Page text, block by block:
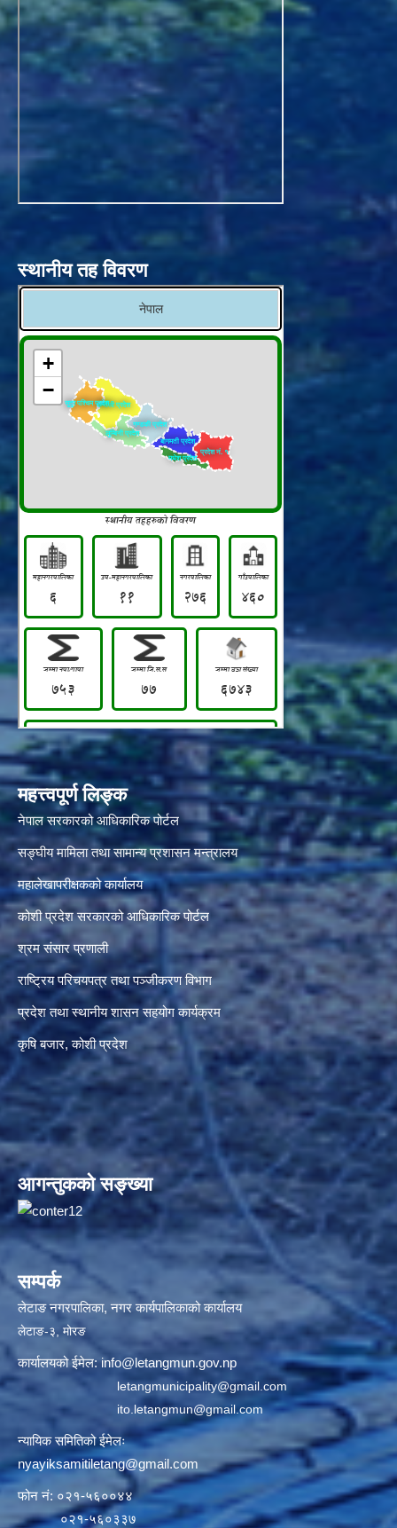
स्थानीय तह विवरण
महत्त्वपूर्ण लिङ्क
नेपाल सरकारको आधिकारिक पोर्टल
सङ्‍घीय मामिला तथा सामान्य प्रशासन मन्त्रालय
महालेखापरीक्षकको कार्यालय
कोशी प्रदेश सरकारको आधिकारिक पोर्टल
श्रम संसार प्रणाली
राष्ट्रिय परिचयपत्र तथा पञ्जीकरण विभाग
प्रदेश तथा स्थानीय शासन सहयोग कार्यक्रम
कृषि बजार, कोशी प्रदेश
आगन्तुकको सङ्ख्या
सम्पर्क
लेटाङ नगरपालिका, नगर कार्यपालिकाको कार्यालय
लेटाङ-३, मोरङ
कार्यालयको ईमेल:info@letangmun.gov.np
letangmunicipality@gmail.com
ito.letangmun@gmail.com
न्यायिक समितिको ईमेलः
nyayiksamitiletang@gmail.com
फोन नं: ०२१-५६००४४
०२१-५६०३३७